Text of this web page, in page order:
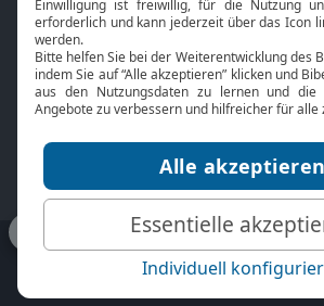
Bibel TV
Über uns
Jobs
Mediadaten
Service
bibeltv.de: Impressum
Nutzungsbedingungen